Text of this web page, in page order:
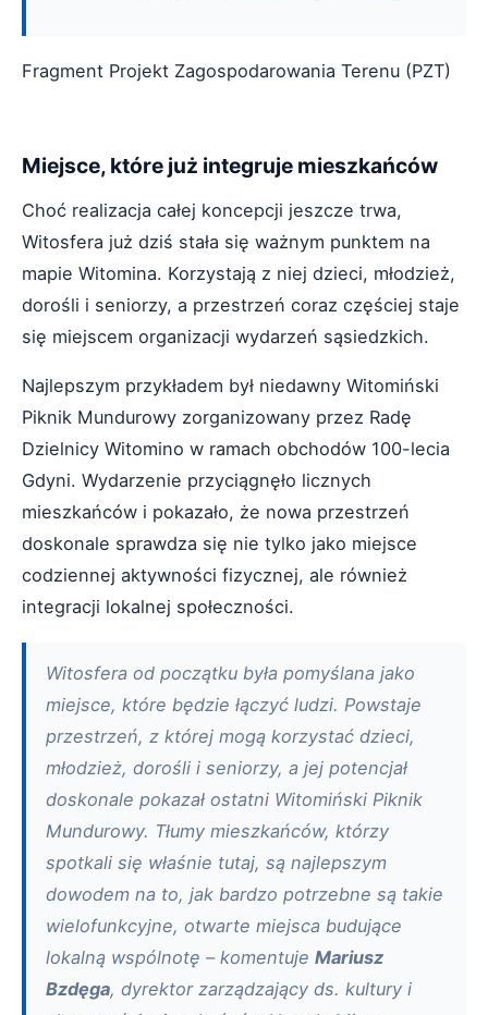
Fragment Projekt Zagospodarowania Terenu (PZT)
Miejsce, które już integruje mieszkańców
Choć realizacja całej koncepcji jeszcze trwa,
Witosfera już dziś stała się ważnym punktem na
mapie Witomina. Korzystają z niej dzieci, młodzież,
dorośli i seniorzy, a przestrzeń coraz częściej staje
się miejscem organizacji wydarzeń sąsiedzkich.
Najlepszym przykładem był niedawny Witomiński
Piknik Mundurowy zorganizowany przez Radę
Dzielnicy Witomino w ramach obchodów 100-lecia
Gdyni. Wydarzenie przyciągnęło licznych
mieszkańców i pokazało, że nowa przestrzeń
doskonale sprawdza się nie tylko jako miejsce
codziennej aktywności fizycznej, ale również
integracji lokalnej społeczności.
Witosfera od początku była pomyślana jako
miejsce, które będzie łączyć ludzi. Powstaje
przestrzeń, z której mogą korzystać dzieci,
młodzież, dorośli i seniorzy, a jej potencjał
doskonale pokazał ostatni Witomiński Piknik
Mundurowy. Tłumy mieszkańców, którzy
spotkali się właśnie tutaj, są najlepszym
dowodem na to, jak bardzo potrzebne są takie
wielofunkcyjne, otwarte miejsca budujące
lokalną wspólnotę – komentuje Mariusz
Bzdęga, dyrektor zarządzający ds. kultury i